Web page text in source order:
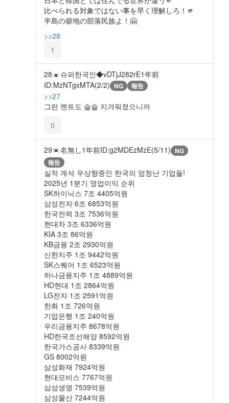
比べられる対象ではない事を早く理解しろ！🫵
半島の僻地の部落民族よ！🤗
>>28
1
28 슈퍼한국인◆vDTjJ282rE1年前
ID:MzNTgxMTA(2/2) NG 報告
>>27
그런 멘트도 슬슬 지겨워졌으니까
0
29 名無し1年前ID:g2MDEzMzE(5/11) NG
報告
실적 계석 우상향중인 한국의 엄청난 기업들!
2025년 1분기 영업이익 순위
SK하이닉스 7조 4405억원
삼성전자 6조 6853억원
한국전력 3조 7536억원
현대차 3조 6336억원
KIA 3조 86억원
KB금융 2조 2930억원
신한지주 1조 9442억원
SK스퀘어 1조 6523억원
하나금융지주 1조 4889억원
HD현대 1조 2864억원
LG전자 1조 2591억원
한화 1조 726억원
기업은행 1조 240억원
우리금융지주 8678억원
HD한국조선해양 8592억원
한국가스공사 8339억원
GS 8002억원
삼성화재 7924억원
현대모비스 7767억원
삼성생명 7539억원
삼성물산 7244억원